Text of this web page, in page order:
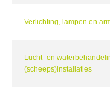
Verlichting, lampen en
Lucht- en
(scheeps)installaties